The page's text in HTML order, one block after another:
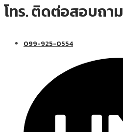
โทร. ติดต่อสอบถาม
099-925-0554